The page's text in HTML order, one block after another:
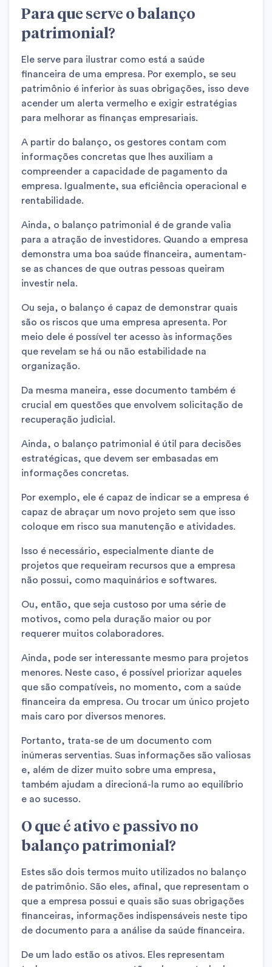
Para que serve o balanço
patrimonial?
Ele serve para ilustrar como está a saúde
financeira de uma empresa. Por exemplo, se seu
patrimônio é inferior às suas obrigações, isso deve
acender um alerta vermelho e exigir estratégias
para melhorar as finanças empresariais.
A partir do balanço, os gestores contam com
informações concretas que lhes auxiliam a
compreender a capacidade de pagamento da
empresa. Igualmente, sua eficiência operacional e
rentabilidade.
Ainda, o balanço patrimonial é de grande valia
para a atração de investidores. Quando a empresa
demonstra uma boa saúde financeira, aumentam-
se as chances de que outras pessoas queiram
investir nela.
Ou seja, o balanço é capaz de demonstrar quais
são os riscos que uma empresa apresenta. Por
meio dele é possível ter acesso às informações
que revelam se há ou não estabilidade na
organização.
Da mesma maneira, esse documento também é
crucial em questões que envolvem solicitação de
recuperação judicial.
Ainda, o balanço patrimonial é útil para decisões
estratégicas, que devem ser embasadas em
informações concretas.
Por exemplo, ele é capaz de indicar se a empresa é
capaz de abraçar um novo projeto sem que isso
coloque em risco sua manutenção e atividades.
Isso é necessário, especialmente diante de
projetos que requeiram recursos que a empresa
não possui, como maquinários e softwares.
Ou, então, que seja custoso por uma série de
motivos, como pela duração maior ou por
requerer muitos colaboradores.
Ainda, pode ser interessante mesmo para projetos
menores. Neste caso, é possível priorizar aqueles
que são compatíveis, no momento, com a saúde
financeira da empresa. Ou trocar um único projeto
mais caro por diversos menores.
Portanto, trata-se de um documento com
inúmeras serventias. Suas informações são valiosas
e, além de dizer muito sobre uma empresa,
também ajudam a direcioná-la rumo ao equilíbrio
e ao sucesso.
O que é ativo e passivo no
balanço patrimonial?
Estes são dois termos muito utilizados no balanço
de patrimônio. São eles, afinal, que representam o
que a empresa possui e quais são suas obrigações
financeiras, informações indispensáveis neste tipo
de documento para a análise da saúde financeira.
De um lado estão os ativos. Eles representam